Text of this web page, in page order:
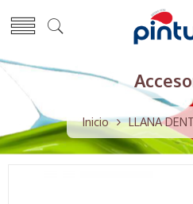
Inicio LLANA